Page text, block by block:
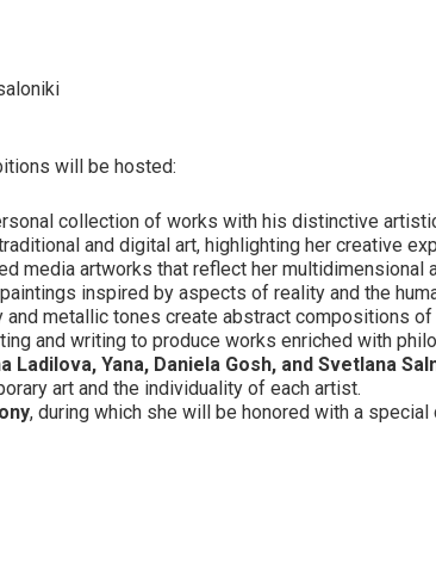
will be hosted:
collection of works with his distinctive
and digital art, highlighting her creative
media artworks that reflect her multidimensional
inspired by aspects of reality and the
and metallic tones create abstract compositions of
and writing to produce works enriched with
Yana, Daniela Gosh, and Svetlana
art and the individuality of each artist.
, during which she will be honored with a